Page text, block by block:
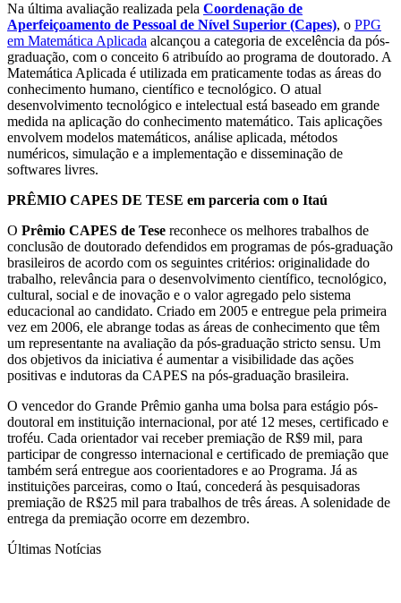
Na última avaliação realizada pela Coordenação de
Aperfeiçoamento de Pessoal de Nível Superior (Capes), o PPG
em Matemática Aplicada alcançou a categoria de excelência da pós-
graduação, com o conceito 6 atribuído ao programa de doutorado. A
Matemática Aplicada é utilizada em praticamente todas as áreas do
conhecimento humano, científico e tecnológico. O atual
desenvolvimento tecnológico e intelectual está baseado em grande
medida na aplicação do conhecimento matemático. Tais aplicações
envolvem modelos matemáticos, análise aplicada, métodos
numéricos, simulação e a implementação e disseminação de
softwares livres.
PRÊMIO CAPES DE TESE em parceria com o Itaú
O Prêmio CAPES de Tese reconhece os melhores trabalhos de
conclusão de doutorado defendidos em programas de pós-graduação
brasileiros de acordo com os seguintes critérios: originalidade do
trabalho, relevância para o desenvolvimento científico, tecnológico,
cultural, social e de inovação e o valor agregado pelo sistema
educacional ao candidato. Criado em 2005 e entregue pela primeira
vez em 2006, ele abrange todas as áreas de conhecimento que têm
um representante na avaliação da pós-graduação stricto sensu. Um
dos objetivos da iniciativa é aumentar a visibilidade das ações
positivas e indutoras da CAPES na pós-graduação brasileira.
O vencedor do Grande Prêmio ganha uma bolsa para estágio pós-
doutoral em instituição internacional, por até 12 meses, certificado e
troféu. Cada orientador vai receber premiação de R$9 mil, para
participar de congresso internacional e certificado de premiação que
também será entregue aos coorientadores e ao Programa. Já as
instituições parceiras, como o Itaú, concederá às pesquisadoras
premiação de R$25 mil para trabalhos de três áreas. A solenidade de
entrega da premiação ocorre em dezembro.
Últimas Notícias